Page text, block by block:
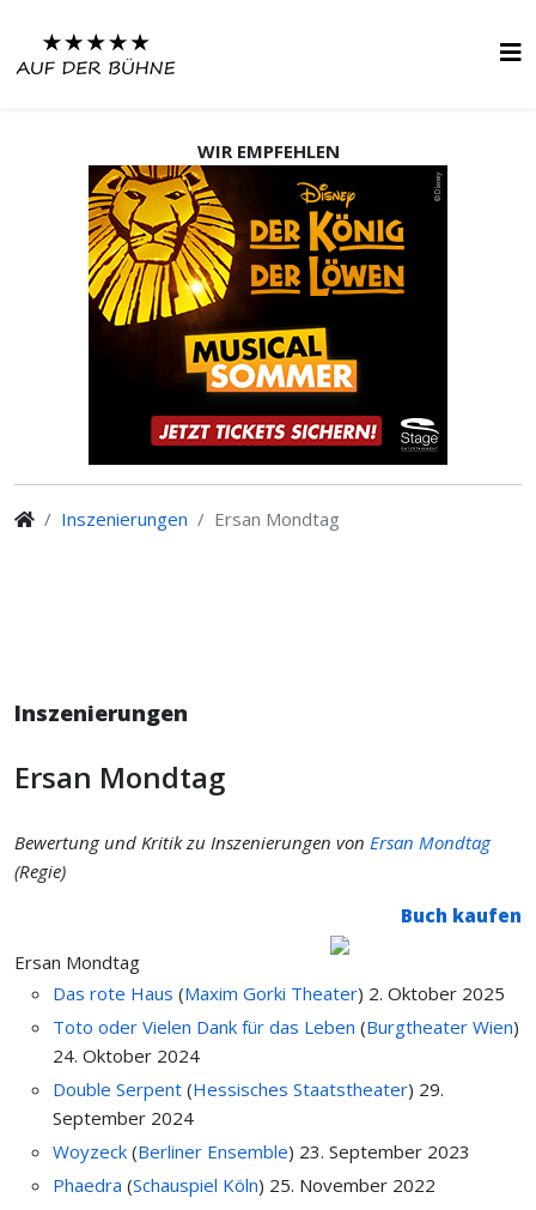
WIR EMPFEHLEN
Inszenierungen Ersan Mondtag
Inszenierungen
Ersan Mondtag
Bewertung und Kritik zu Inszenierungen von Ersan Mondtag
(Regie)
Buch kaufen
Ersan Mondtag
Das rote Haus (Maxim Gorki Theater) 2. Oktober 2025
Toto oder Vielen Dank für das Leben (Burgtheater Wien)
24. Oktober 2024
Double Serpent (Hessisches Staatstheater) 29.
September 2024
Woyzeck (Berliner Ensemble) 23. September 2023
Phaedra (Schauspiel Köln) 25. November 2022